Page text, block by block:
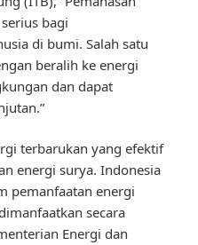
bagi
di bumi. Salah satu
beralih ke energi
dan dapat
terbarukan yang efektif
energi surya. Indonesia
pemanfaatan energi
secara
Energi dan